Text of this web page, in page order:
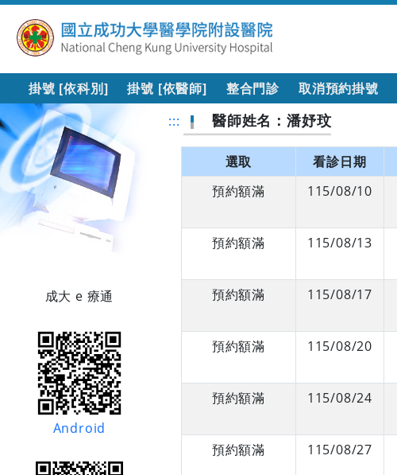
掛號 [依科別] 掛號 [依醫師] 整合門診 取消預約掛號
成大 e 療通
Android
::: 醫師姓名：潘妤玟
選取 看診日期
預約額滿
115/08/10
預約額滿
115/08/13
預約額滿
115/08/17
預約額滿
115/08/20
預約額滿
115/08/24
預約額滿
115/08/27